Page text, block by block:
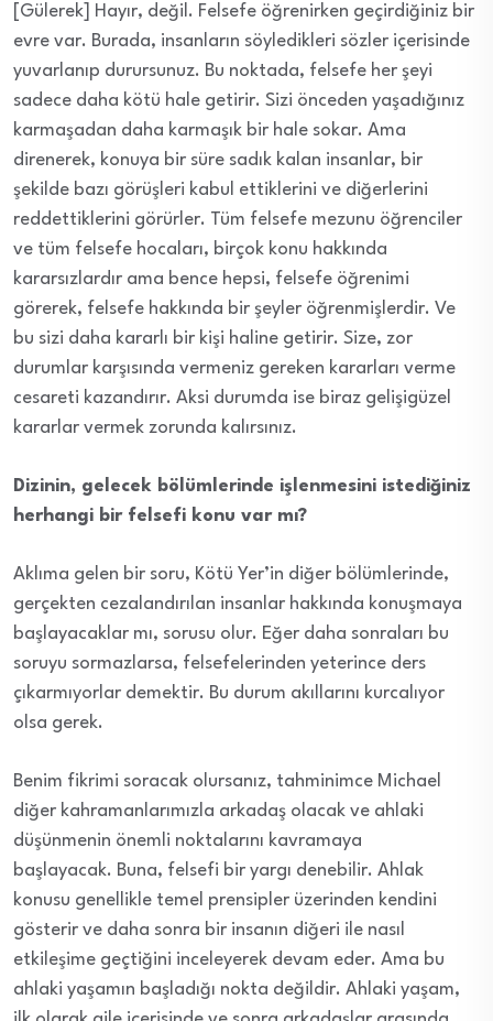
[Gülerek] Hayır, değil. Felsefe öğrenirken geçirdiğiniz bir
evre var. Burada, insanların söyledikleri sözler içerisinde
yuvarlanıp durursunuz. Bu noktada, felsefe her şeyi
sadece daha kötü hale getirir. Sizi önceden yaşadığınız
karmaşadan daha karmaşık bir hale sokar. Ama
direnerek, konuya bir süre sadık kalan insanlar, bir
şekilde bazı görüşleri kabul ettiklerini ve diğerlerini
reddettiklerini görürler. Tüm felsefe mezunu öğrenciler
ve tüm felsefe hocaları, birçok konu hakkında
kararsızlardır ama bence hepsi, felsefe öğrenimi
görerek, felsefe hakkında bir şeyler öğrenmişlerdir. Ve
bu sizi daha kararlı bir kişi haline getirir. Size, zor
durumlar karşısında vermeniz gereken kararları verme
cesareti kazandırır. Aksi durumda ise biraz gelişigüzel
kararlar vermek zorunda kalırsınız.
Dizinin, gelecek bölümlerinde işlenmesini istediğiniz
herhangi bir felsefi konu var mı?
Aklıma gelen bir soru, Kötü Yer’in diğer bölümlerinde,
gerçekten cezalandırılan insanlar hakkında konuşmaya
başlayacaklar mı, sorusu olur. Eğer daha sonraları bu
soruyu sormazlarsa, felsefelerinden yeterince ders
çıkarmıyorlar demektir. Bu durum akıllarını kurcalıyor
olsa gerek.
Benim fikrimi soracak olursanız, tahminimce Michael
diğer kahramanlarımızla arkadaş olacak ve ahlaki
düşünmenin önemli noktalarını kavramaya
başlayacak. Buna, felsefi bir yargı denebilir. Ahlak
konusu genellikle temel prensipler üzerinden kendini
gösterir ve daha sonra bir insanın diğeri ile nasıl
etkileşime geçtiğini inceleyerek devam eder. Ama bu
ahlaki yaşamın başladığı nokta değildir. Ahlaki yaşam,